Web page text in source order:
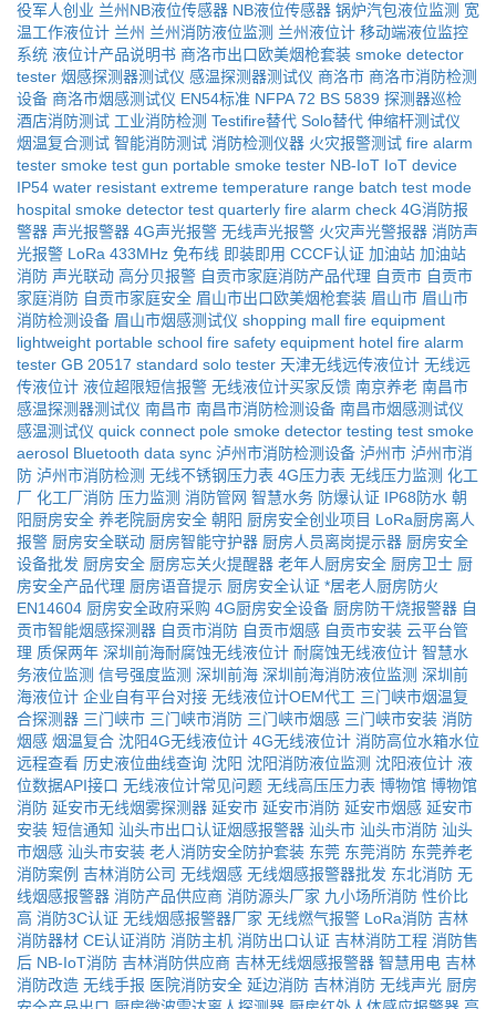
役军人创业 兰州NB液位传感器 NB液位传感器 锅炉汽包液位监测 宽
温工作液位计 兰州 兰州消防液位监测 兰州液位计 移动端液位监控
系统 液位计产品说明书 商洛市出口欧美烟枪套装 smoke detector
tester 烟感探测器测试仪 感温探测器测试仪 商洛市 商洛市消防检测
设备 商洛市烟感测试仪 EN54标准 NFPA 72 BS 5839 探测器巡检
酒店消防测试 工业消防检测 Testifire替代 Solo替代 伸缩杆测试仪
烟温复合测试 智能消防测试 消防检测仪器 火灾报警测试 fire alarm
tester smoke test gun portable smoke tester NB-IoT IoT device
IP54 water resistant extreme temperature range batch test mode
hospital smoke detector test quarterly fire alarm check 4G消防报
警器 声光报警器 4G声光报警 无线声光报警 火灾声光警报器 消防声
光报警 LoRa 433MHz 免布线 即装即用 CCCF认证 加油站 加油站
消防 声光联动 高分贝报警 自贡市家庭消防产品代理 自贡市 自贡市
家庭消防 自贡市家庭安全 眉山市出口欧美烟枪套装 眉山市 眉山市
消防检测设备 眉山市烟感测试仪 shopping mall fire equipment
lightweight portable school fire safety equipment hotel fire alarm
tester GB 20517 standard solo tester 天津无线远传液位计 无线远
传液位计 液位超限短信报警 无线液位计买家反馈 南京养老 南昌市
感温探测器测试仪 南昌市 南昌市消防检测设备 南昌市烟感测试仪
感温测试仪 quick connect pole smoke detector testing test smoke
aerosol Bluetooth data sync 泸州市消防检测设备 泸州市 泸州市消
防 泸州市消防检测 无线不锈钢压力表 4G压力表 无线压力监测 化工
厂 化工厂消防 压力监测 消防管网 智慧水务 防爆认证 IP68防水 朝
阳厨房安全 养老院厨房安全 朝阳 厨房安全创业项目 LoRa厨房离人
报警 厨房安全联动 厨房智能守护器 厨房人员离岗提示器 厨房安全
设备批发 厨房安全 厨房忘关火提醒器 老年人厨房安全 厨房卫士 厨
房安全产品代理 厨房语音提示 厨房安全认证 *居老人厨房防火
EN14604 厨房安全政府采购 4G厨房安全设备 厨房防干烧报警器 自
贡市智能烟感探测器 自贡市消防 自贡市烟感 自贡市安装 云平台管
理 质保两年 深圳前海耐腐蚀无线液位计 耐腐蚀无线液位计 智慧水
务液位监测 信号强度监测 深圳前海 深圳前海消防液位监测 深圳前
海液位计 企业自有平台对接 无线液位计OEM代工 三门峡市烟温复
合探测器 三门峡市 三门峡市消防 三门峡市烟感 三门峡市安装 消防
烟感 烟温复合 沈阳4G无线液位计 4G无线液位计 消防高位水箱水位
远程查看 历史液位曲线查询 沈阳 沈阳消防液位监测 沈阳液位计 液
位数据API接口 无线液位计常见问题 无线高压压力表 博物馆 博物馆
消防 延安市无线烟雾探测器 延安市 延安市消防 延安市烟感 延安市
安装 短信通知 汕头市出口认证烟感报警器 汕头市 汕头市消防 汕头
市烟感 汕头市安装 老人消防安全防护套装 东莞 东莞消防 东莞养老
消防案例 吉林消防公司 无线烟感 无线烟感报警器批发 东北消防 无
线烟感报警器 消防产品供应商 消防源头厂家 九小场所消防 性价比
高 消防3C认证 无线烟感报警器厂家 无线燃气报警 LoRa消防 吉林
消防器材 CE认证消防 消防主机 消防出口认证 吉林消防工程 消防售
后 NB-IoT消防 吉林消防供应商 吉林无线烟感报警器 智慧用电 吉林
消防改造 无线手报 医院消防安全 延边消防 吉林消防 无线声光 厨房